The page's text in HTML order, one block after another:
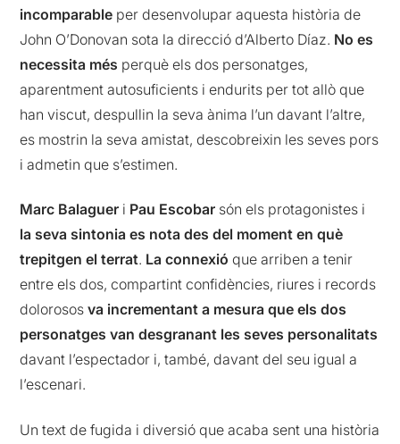
incomparable per desenvolupar aquesta història de
John O’Donovan sota la direcció d’Alberto Díaz. No es
necessita més perquè els dos personatges,
aparentment autosuficients i endurits per tot allò que
han viscut, despullin la seva ànima l’un davant l’altre,
es mostrin la seva amistat, descobreixin les seves pors
i admetin que s’estimen.
Marc Balaguer i Pau Escobar són els protagonistes i
la seva sintonia es nota des del moment en què
trepitgen el terrat. La connexióque arriben a tenir
entre els dos, compartint confidències, riures i records
dolorososva incrementant a mesura que els dos
personatges van desgranant les seves personalitats
davant l’espectador i, també, davant del seu igual a
l’escenari.
Un text de fugida i diversió que acaba sent una història